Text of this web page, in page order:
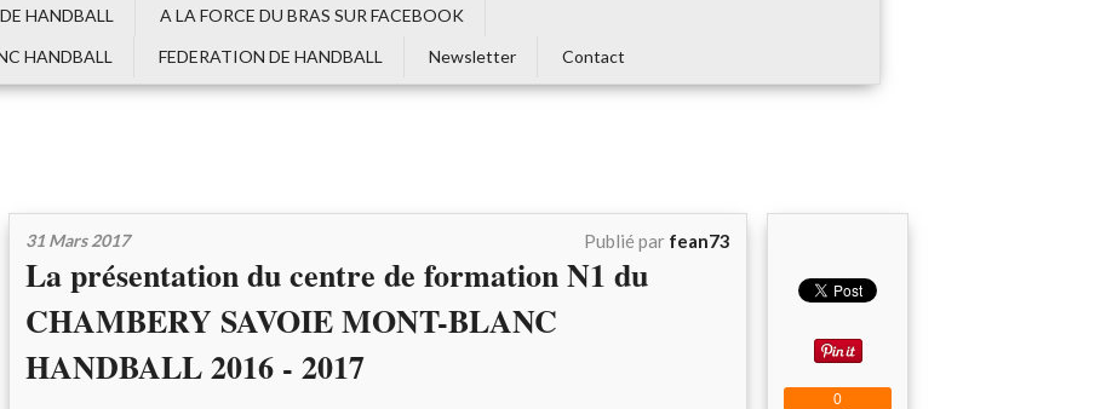
HANDBALL
A LA FORCE DU BRAS SUR FACEBOOK
HANDBALL
FEDERATION DE HANDBALL Newsletter Contact
31 Mars 2017 Publié par fean73
La présentation du centre de formation N1 du
CHAMBERY SAVOIE MONT-BLANC
HANDBALL 2016 - 2017
0